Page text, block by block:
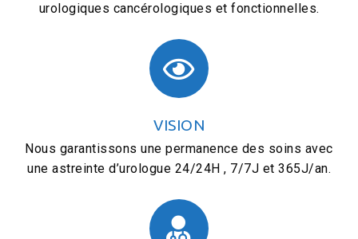
urologiques cancérologiques et fonctionnelles.
VISION
Nous garantissons une permanence des soins avec
une astreinte d’urologue 24/24H , 7/7J et 365J/an.